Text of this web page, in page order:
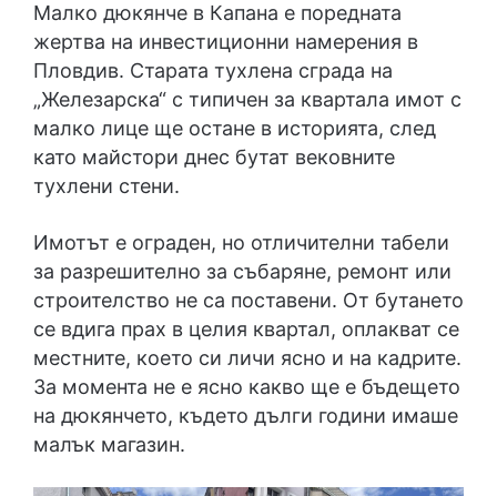
Малко дюкянче в Капана е поредната
жертва на инвестиционни намерения в
Пловдив. Старата тухлена сграда на
„Железарска“ с типичен за квартала имот с
малко лице ще остане в историята, след
като майстори днес бутат вековните
тухлени стени.
Имотът е ограден, но отличителни табели
за разрешително за събаряне, ремонт или
строителство не са поставени. От бутането
се вдига прах в целия квартал, оплакват се
местните, което си личи ясно и на кадрите.
За момента не е ясно какво ще е бъдещето
на дюкянчето, където дълги години имаше
малък магазин.